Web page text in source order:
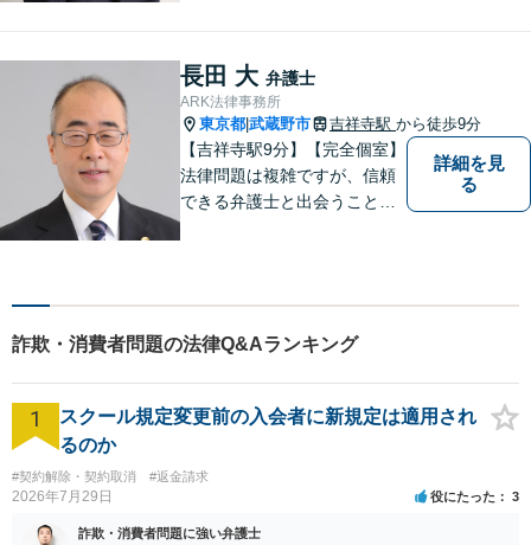
安」を「安心」に変えられる
よう尽力いたします。
長田 大 弁護士
ARK法律事務所
東京都 武蔵野市 吉祥寺駅 から徒歩9分
【吉祥寺駅9分】【完全個室】
法律問題は複雑ですが、信頼
できる弁護士と出会うことで
さい。一緒に最善の解決策を
見つけましょう。【迅速な対
応】
詳細を見
る
詐欺・消費者問題の法律Q&Aランキング
1
スクール規定変更前の入会者に新規定は適用され
るのか
#契約解除・契約取消 #返金請求
2026年7月29日 役にたった 3
詐欺・消費者問題に強い弁護士